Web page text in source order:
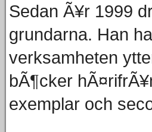
Sedan Ã¥r 1999
grundarna. Han
verksamheten
bÃ¶cker
exemplar och